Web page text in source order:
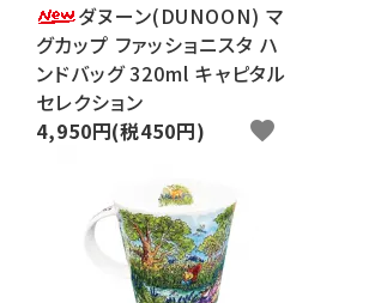
ダヌーン(DUNOON) マ
グカップ ファッショニスタ ハ
ンドバッグ 320ml キャピタル
セレクション
4,950円(税450円)
favorite